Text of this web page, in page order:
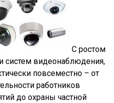
С ростом
систем видеонаблюдения,
повсеместно – от
работников
до охраны частной